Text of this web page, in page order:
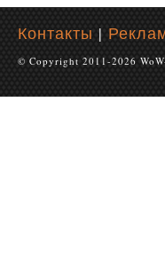
Контакты |
© Copyright 2011-2026